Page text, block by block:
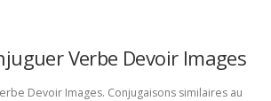
Verbe Devoir Images
Devoir Images. Conjugaisons similaires au